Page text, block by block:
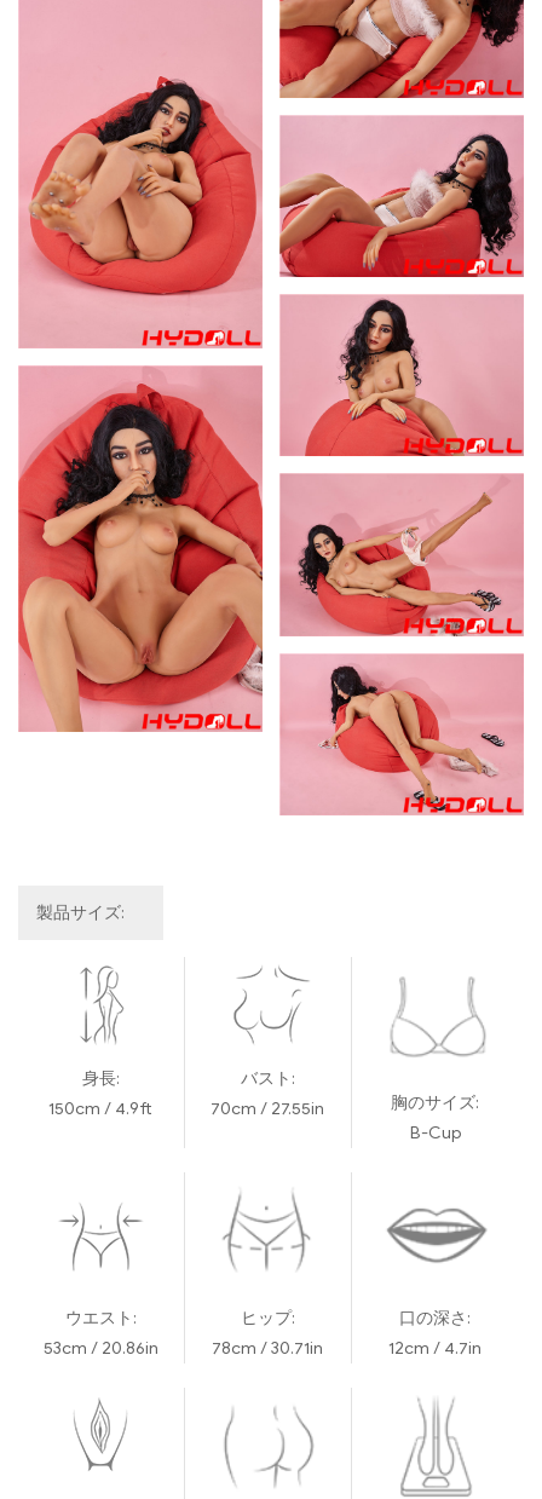
製品サイズ:
身長:
150cm / 4.9ft
バスト:
70cm / 27.55in
胸のサイズ:
B-Cup
ウエスト:
53cm / 20.86in
ヒップ:
78cm / 30.71in
口の深さ:
12cm / 4.7in